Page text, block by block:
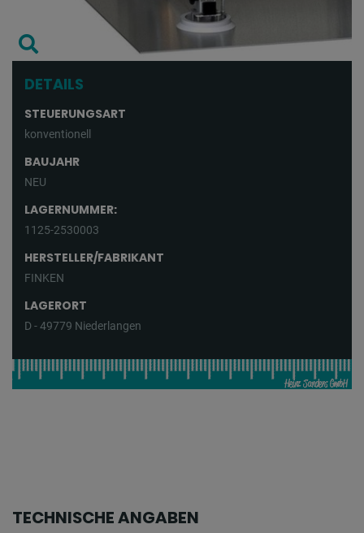
DETAILS
STEUERUNGSART
konventionell
BAUJAHR
NEU
LAGERNUMMER:
1125-2530003
HERSTELLER/FABRIKANT
FINKEN
LAGERORT
D - 49779 Niederlangen
TECHNISCHE ANGABEN